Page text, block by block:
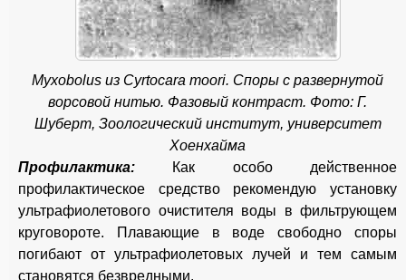
Myxobolus из Cyrtocara moori. Споры с развернутой
ворсовой нитью. Фазовый контраст. Фото: Г.
Шуберт, Зоологический институт, университет
Хоенхайма
Профилактика: Как особо действенное
профилактическое средство рекомендую установку
ультрафиолетового очистителя воды в фильтрующем
круговороте. Плавающие в воде свободно споры
погибают от ультрафиолетовых лучей и тем самым
становятся безвредными.